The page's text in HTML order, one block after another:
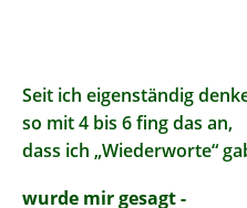
Seit ich eigenständig
so mit 4 bis 6 fing das an,
dass ich „Wiederworte“
wurde mir gesagt -